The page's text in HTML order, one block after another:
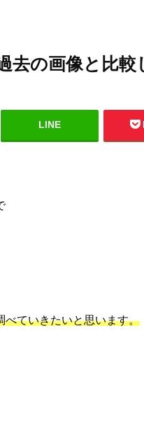
去の画像と比較
LINE
べていきたいと思います。